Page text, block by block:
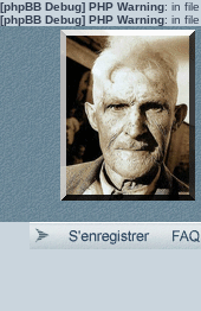
[phpBB Debug] PHP Warning: in file
[phpBB Debug] PHP Warning: in file